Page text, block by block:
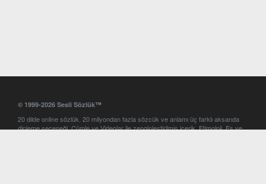
© 1999-2026 Sesli Sözlük™
20 dilde online sözlük. 20 milyondan fazla sözcük ve anlamı üç farklı aksanda
dinleme seçeneği. Cümle ve Videolar ile zenginleştirilmiş içerik. Etimoloji, Eş ve